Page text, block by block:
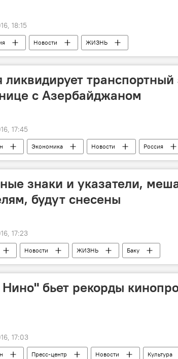
18:15
Новости ЖИЗНЬ
ликвидирует транспортный
с Азербайджаном
17:45
Экономика Новости Россия
таможенный комитет АР
Федеральная
знаки и указатели,
будут снесены
17:23
Новости ЖИЗНЬ
Баку
агентство (БТА)
Дорожные знаки
бьет рекорды
17:03
Пресс-центр Новости Культура